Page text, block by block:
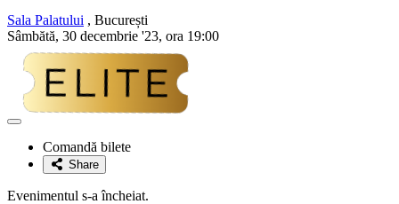
Sala Palatului , București
Sâmbătă, 30 decembrie '23, ora 19:00
Adaugă
favoriteComandă bilete
Share
Evenimentul s-a încheiat.